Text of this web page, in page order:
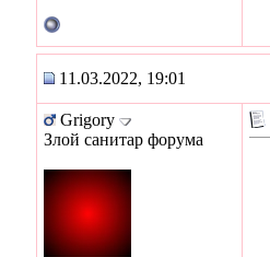
11.03.2022, 19:01
Grigory
Злой санитар форума